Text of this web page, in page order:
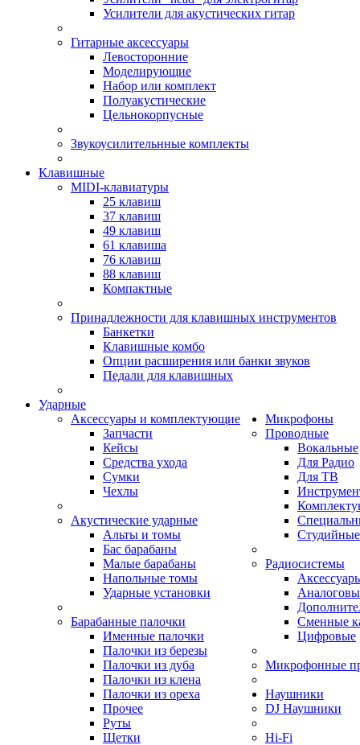
Усилители для акустических гитар
Гитарные аксессуары
Левосторонние
Моделирующие
Набор или комплект
Полуакустические
Цельнокорпусные
Звукоусилительнные комплекты
Клавишные
MIDI-клавиатуры
25 клавиш
37 клавиш
49 клавиш
61 клавиша
76 клавиш
88 клавиш
Компактные
Принадлежности для клавишных инструментов
Банкетки
Клавишные комбо
Опции расширения или банки звуков
Педали для клавишных
Ударные
Аксессуары и комплектующие
Запчасти
Кейсы
Средства ухода
Сумки
Чехлы
Акустические ударные
Альты и томы
Бас барабаны
Малые барабаны
Напольные томы
Ударные установки
Барабанные палочки
Именные палочки
Палочки из березы
Палочки из дуба
Палочки из клена
Палочки из ореха
Прочее
Руты
Щетки
Микрофоны
Проводные
Вокальные
Для Радио
Для ТВ
Студийные
Радиосистемы
Сменные
Цифровые
Микрофонные
Наушники
DJ Наушники
Hi-Fi